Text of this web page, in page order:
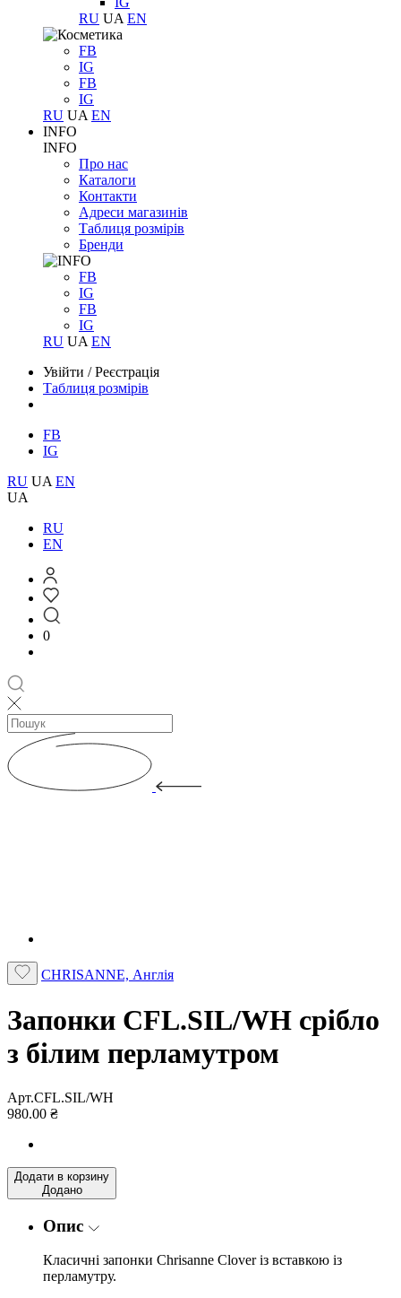
RU UA EN
FB
IG
FB
IG
RU UA EN
INFO
INFO
Про нас
Каталоги
Контакти
Адреси магазинів
Таблиця розмірів
Бренди
FB
IG
FB
IG
RU UA EN
Увійти /Реєстрація
Таблиця розмірів
FB
IG
RU UA EN
UA
RU
EN
0
CHRISANNE, Англія
Запонки CFL.SIL/WH срібло
з білим перламутром
Арт.CFL.SIL/WH
980.00 ₴
Додати в корзину
Додано
Опис
Класичні запонки Chrisanne Clover із вставкою із
перламутру.